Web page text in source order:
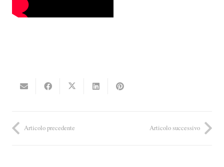
Articolo precedente Articolo successivo